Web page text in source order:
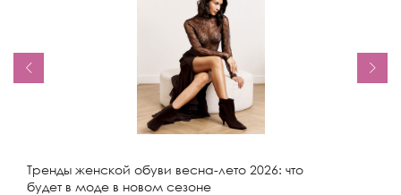
Тренды женской обуви весна-лето 2026: что
будет в моде в новом сезоне